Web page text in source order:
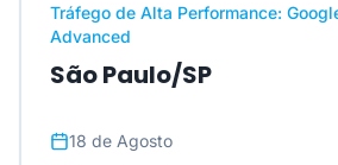
Tráfego de Alta Performance:
Advanced
São Paulo/SP
18 de Agosto